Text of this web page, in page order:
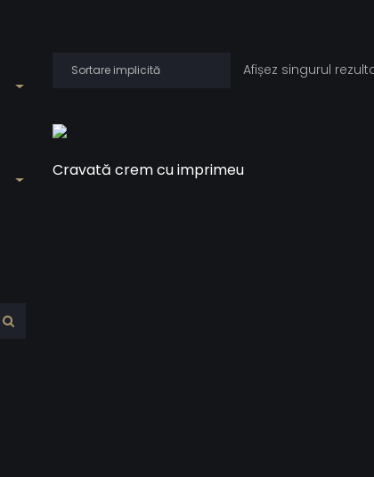
Afișez singurul
Cravată crem cu imprimeu